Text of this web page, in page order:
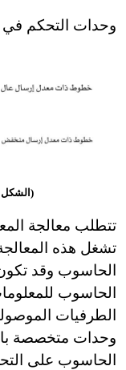
وحدات التحكم في
(الشكل -4) وحدة التحكم في إرسال
تتطلب معالجة
تشغل هذه
الحاسوب
الطرفيات
وحدات متخصصة
الحاسوب على